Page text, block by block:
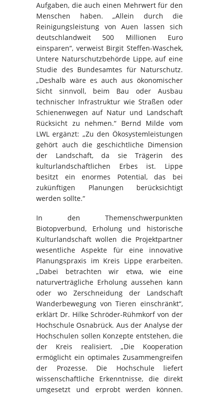
Aufgaben, die auch einen Mehrwert für den
Menschen haben. „Allein durch die
Reinigungsleistung von Auen lassen sich
deutschlandweit 500 Millionen Euro
einsparen“, verweist Birgit Steffen-Waschek,
Untere Naturschutzbehörde Lippe, auf eine
Studie des Bundesamtes für Naturschutz.
„Deshalb wäre es auch aus ökonomischer
Sicht sinnvoll, beim Bau oder Ausbau
technischer Infrastruktur wie Straßen oder
Schienenwegen auf Natur und Landschaft
Rücksicht zu nehmen.“ Bernd Milde vom
LWL ergänzt: „Zu den Ökosystemleistungen
gehört auch die geschichtliche Dimension
der Landschaft, da sie Trägerin des
kulturlandschaftlichen Erbes ist. Lippe
besitzt ein enormes Potential, das bei
zukünftigen Planungen berücksichtigt
werden sollte.“
In den Themenschwerpunkten
Biotopverbund, Erholung und historische
Kulturlandschaft wollen die Projektpartner
wesentliche Aspekte für eine innovative
Planungspraxis im Kreis Lippe erarbeiten.
„Dabei betrachten wir etwa, wie eine
naturverträgliche Erholung aussehen kann
oder wo Zerschneidung der Landschaft
Wanderbewegung von Tieren einschränkt“,
erklärt Dr. Hilke Schröder-Rühmkorf von der
Hochschule Osnabrück. Aus der Analyse der
Hochschulen sollen Konzepte entstehen, die
der Kreis realisiert. „Die Kooperation
ermöglicht ein optimales Zusammengreifen
der Prozesse. Die Hochschule liefert
wissenschaftliche Erkenntnisse, die direkt
umgesetzt und erprobt werden können.